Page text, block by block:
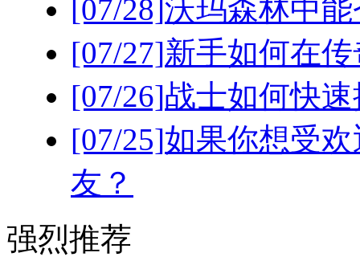
[07/28] 沃玛森林中
[07/27]新手如何在
[07/26]战士如何快
[07/25]如果你想受
友？
强烈推荐